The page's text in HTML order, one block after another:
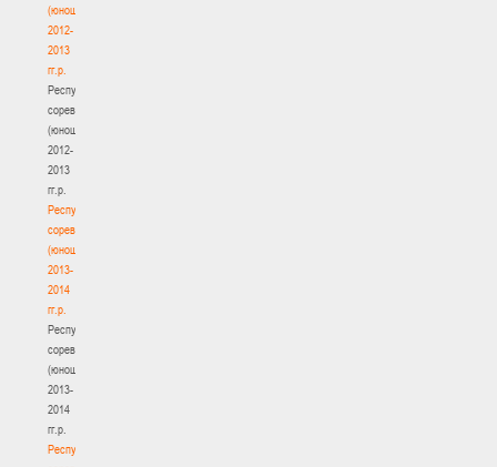
(юноши)
2012-
2013
гг.р.
Республиканские
соревнования
(юноши)
2012-
2013
гг.р.
Республиканские
соревнования
(юноши)
2013-
2014
гг.р.
Республиканские
соревнования
(юноши)
2013-
2014
гг.р.
Республиканские